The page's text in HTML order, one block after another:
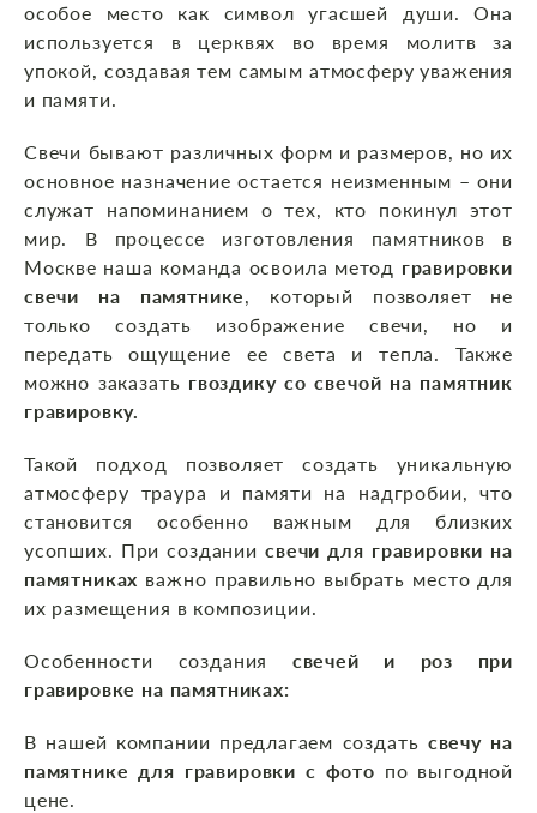
особое место как символ угасшей души. Она
используется в церквях во время молитв за
упокой, создавая тем самым атмосферу уважения
и памяти.
Свечи бывают различных форм и размеров, но их
основное назначение остается неизменным – они
служат напоминанием о тех, кто покинул этот
мир. В процессе изготовления памятников в
Москве наша команда освоила метод гравировки
свечи на памятнике, который позволяет не
только создать изображение свечи, но и
передать ощущение ее света и тепла. Также
можно заказать гвоздику со свечой на памятник
гравировку.
Такой подход позволяет создать уникальную
атмосферу траура и памяти на надгробии, что
становится особенно важным для близких
усопших. При созданиисвечи для гравировки на
памятниках важно правильно выбрать место для
их размещения в композиции.
Особенности создания свечей и роз при
гравировке на памятниках:
В нашей компании предлагаем создать свечу на
памятнике для гравировки с фото по выгодной
цене.